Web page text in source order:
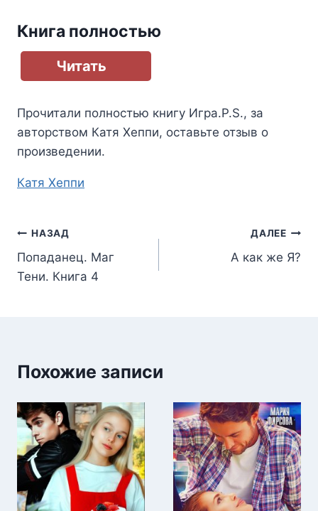
Книга полностью
Читать
Прочитали полностью книгу Игра.P.S., за
авторством Катя Хеппи, оставьте отзыв о
произведении.
Метки
Катя Хеппи
Навигация
по
записям
НАЗАД
Попаданец. Маг
Тени. Книга 4
ДАЛЕЕ
А как же Я?
Похожие записи